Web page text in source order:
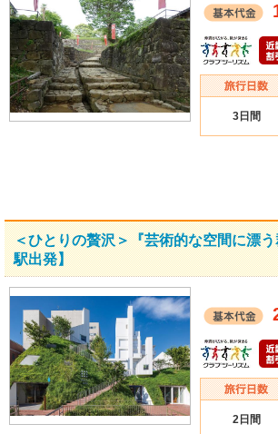
3日間
＜ひとりの贅沢＞『芸術的な空間に漂
駅出発】
2日間